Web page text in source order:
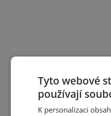
Tyto webové
používají
K personalizaci